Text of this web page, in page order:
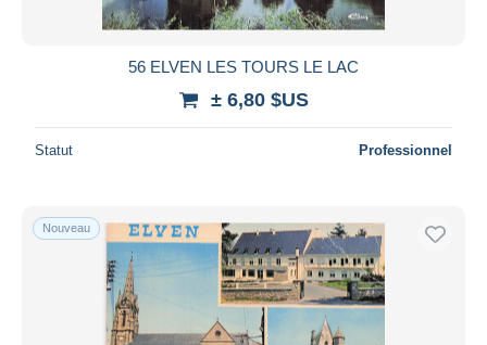
56 ELVEN LES TOURS LE LAC
± 6,80 $US
Statut Professionnel
Nouveau